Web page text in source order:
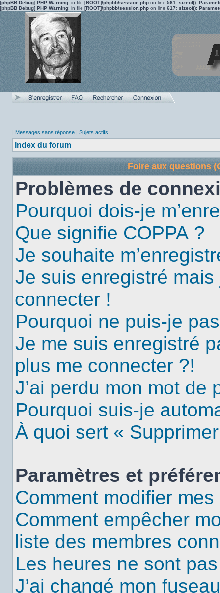
[phpBB Debug] PHP Warning: in file [ROOT]/phpbb/session.php on line 561 : sizeof():
[phpBB Debug] PHP Warning: in file [ROOT]/phpbb/session.php on line 617: sizeof():
| Messages sans réponse | Sujets actifs
Index du forum
Foire aux questions
Problèmes de
Pourquoi dois-je
Que signifie COPPA ?
Je souhaite
Je suis enregistré
connecter !
Pourquoi ne puis-je
Je me suis enregistré
plus me connecter ?!
J’ai perdu mon mot de
Pourquoi suis-je
À quoi sert «
Paramètres et
Comment modifier
Comment empêcher
liste des membres
Les heures ne sont
J’ai changé mon